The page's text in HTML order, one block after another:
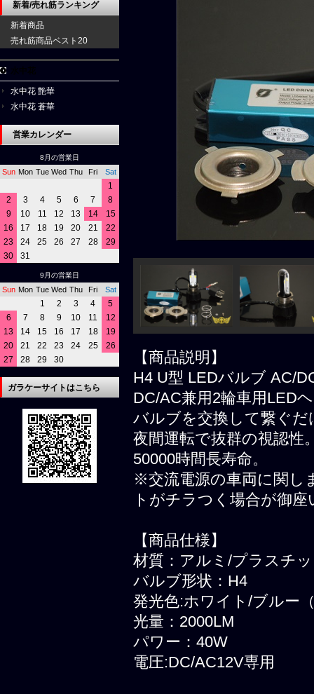
【商品説明】
H4 U型 LEDバルブ AC/
DC/AC兼用2輪車用LED
バルブを交換して繋ぐだ
夜間運転で抜群の視認性
50000時間長寿命。
※交流電源の車両に関し
トがチラつく場合が御座
【商品仕様】
材質：アルミ/プラスチ
バルブ形状：H4
発光色:ホワイト/ブルー
光量：2000LM
パワー：40W
電圧:DC/AC12V専用
新着/売れ筋ランキング
新着商品
売れ筋商品ベスト20
水中花 艶華
水中花 蒼華
営業カレンダー
8月の営業日
Sun Mon Tue Wed Thu Fri Sat
1
2
3 4 5 6 7
8
9
10 11 12 13 14
15
16
17 18 19 20 21
22
23
24 25 26 27 28
29
30
31
9月の営業日
Sun Mon Tue Wed Thu Fri Sat
1 2 3 4
5
6
7 8 9 10 11
12
13
14 15 16 17 18
19
20
21 22 23 24 25
26
27
28 29 30
ガラケーサイトはこちら